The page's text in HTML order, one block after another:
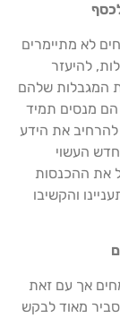
לא מתיימרים
להיעזר
המגבלות שלהם
מנסים תמיד
את הידע
העשוי
את ההכנסות
והקשיבו
אך עם זאת
מאוד לבקש